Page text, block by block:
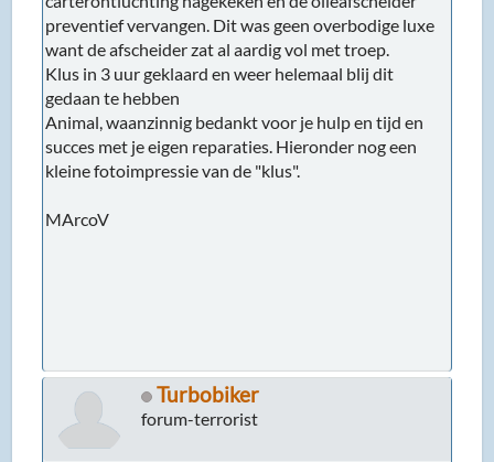
preventief vervangen. Dit was geen overbodige luxe
want de afscheider zat al aardig vol met troep.
Klus in 3 uur geklaard en weer helemaal blij dit
gedaan te hebben
Animal, waanzinnig bedankt voor je hulp en tijd en
succes met je eigen reparaties. Hieronder nog een
kleine fotoimpressie van de "klus".
MArcoV
Turbobiker
forum-terrorist